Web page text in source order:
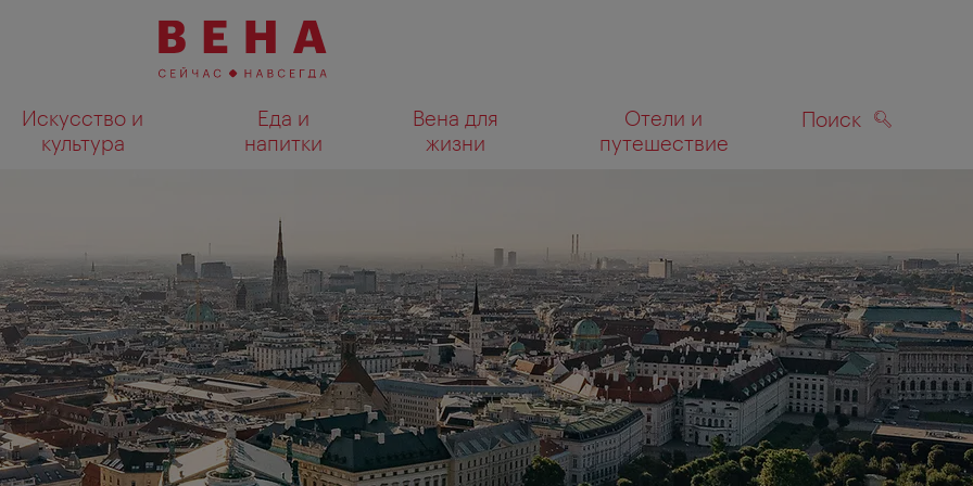
Искусство и
культура
Еда и
напитки
Вена для
жизни
Отели и
путешествие
Поиск